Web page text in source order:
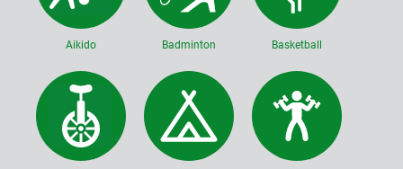
Aikido Badminton Basketball